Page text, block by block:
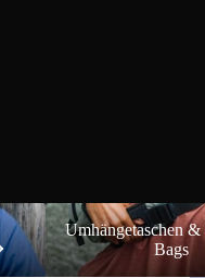
Umhängetaschen &
Umhängetaschen
Bags